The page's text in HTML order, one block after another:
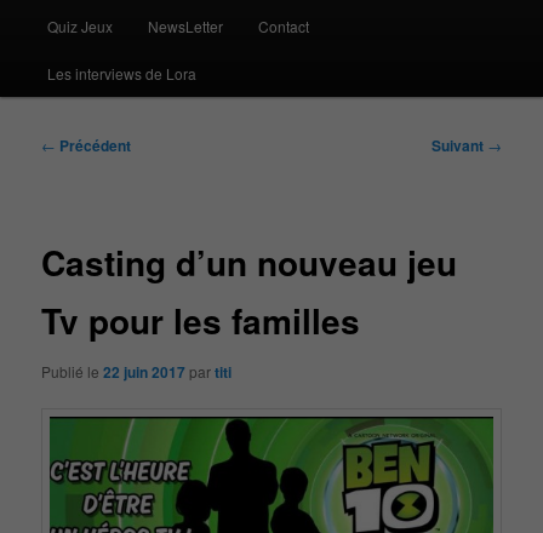
Quiz Jeux NewsLetter Contact
Les interviews de Lora
Navigation
← Précédent Suivant →
Casting d’un nouveau jeu
Tv pour les familles
Publié le22 juin 2017 partiti